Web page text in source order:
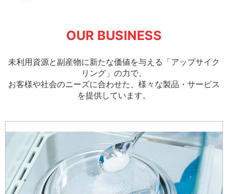
OUR BUSINESS
未利用資源と副産物に新たな価値を与える「アップサイク
リング」の力で、
お客様や社会のニーズに合わせた、様々な製品・サービス
を提供しています。